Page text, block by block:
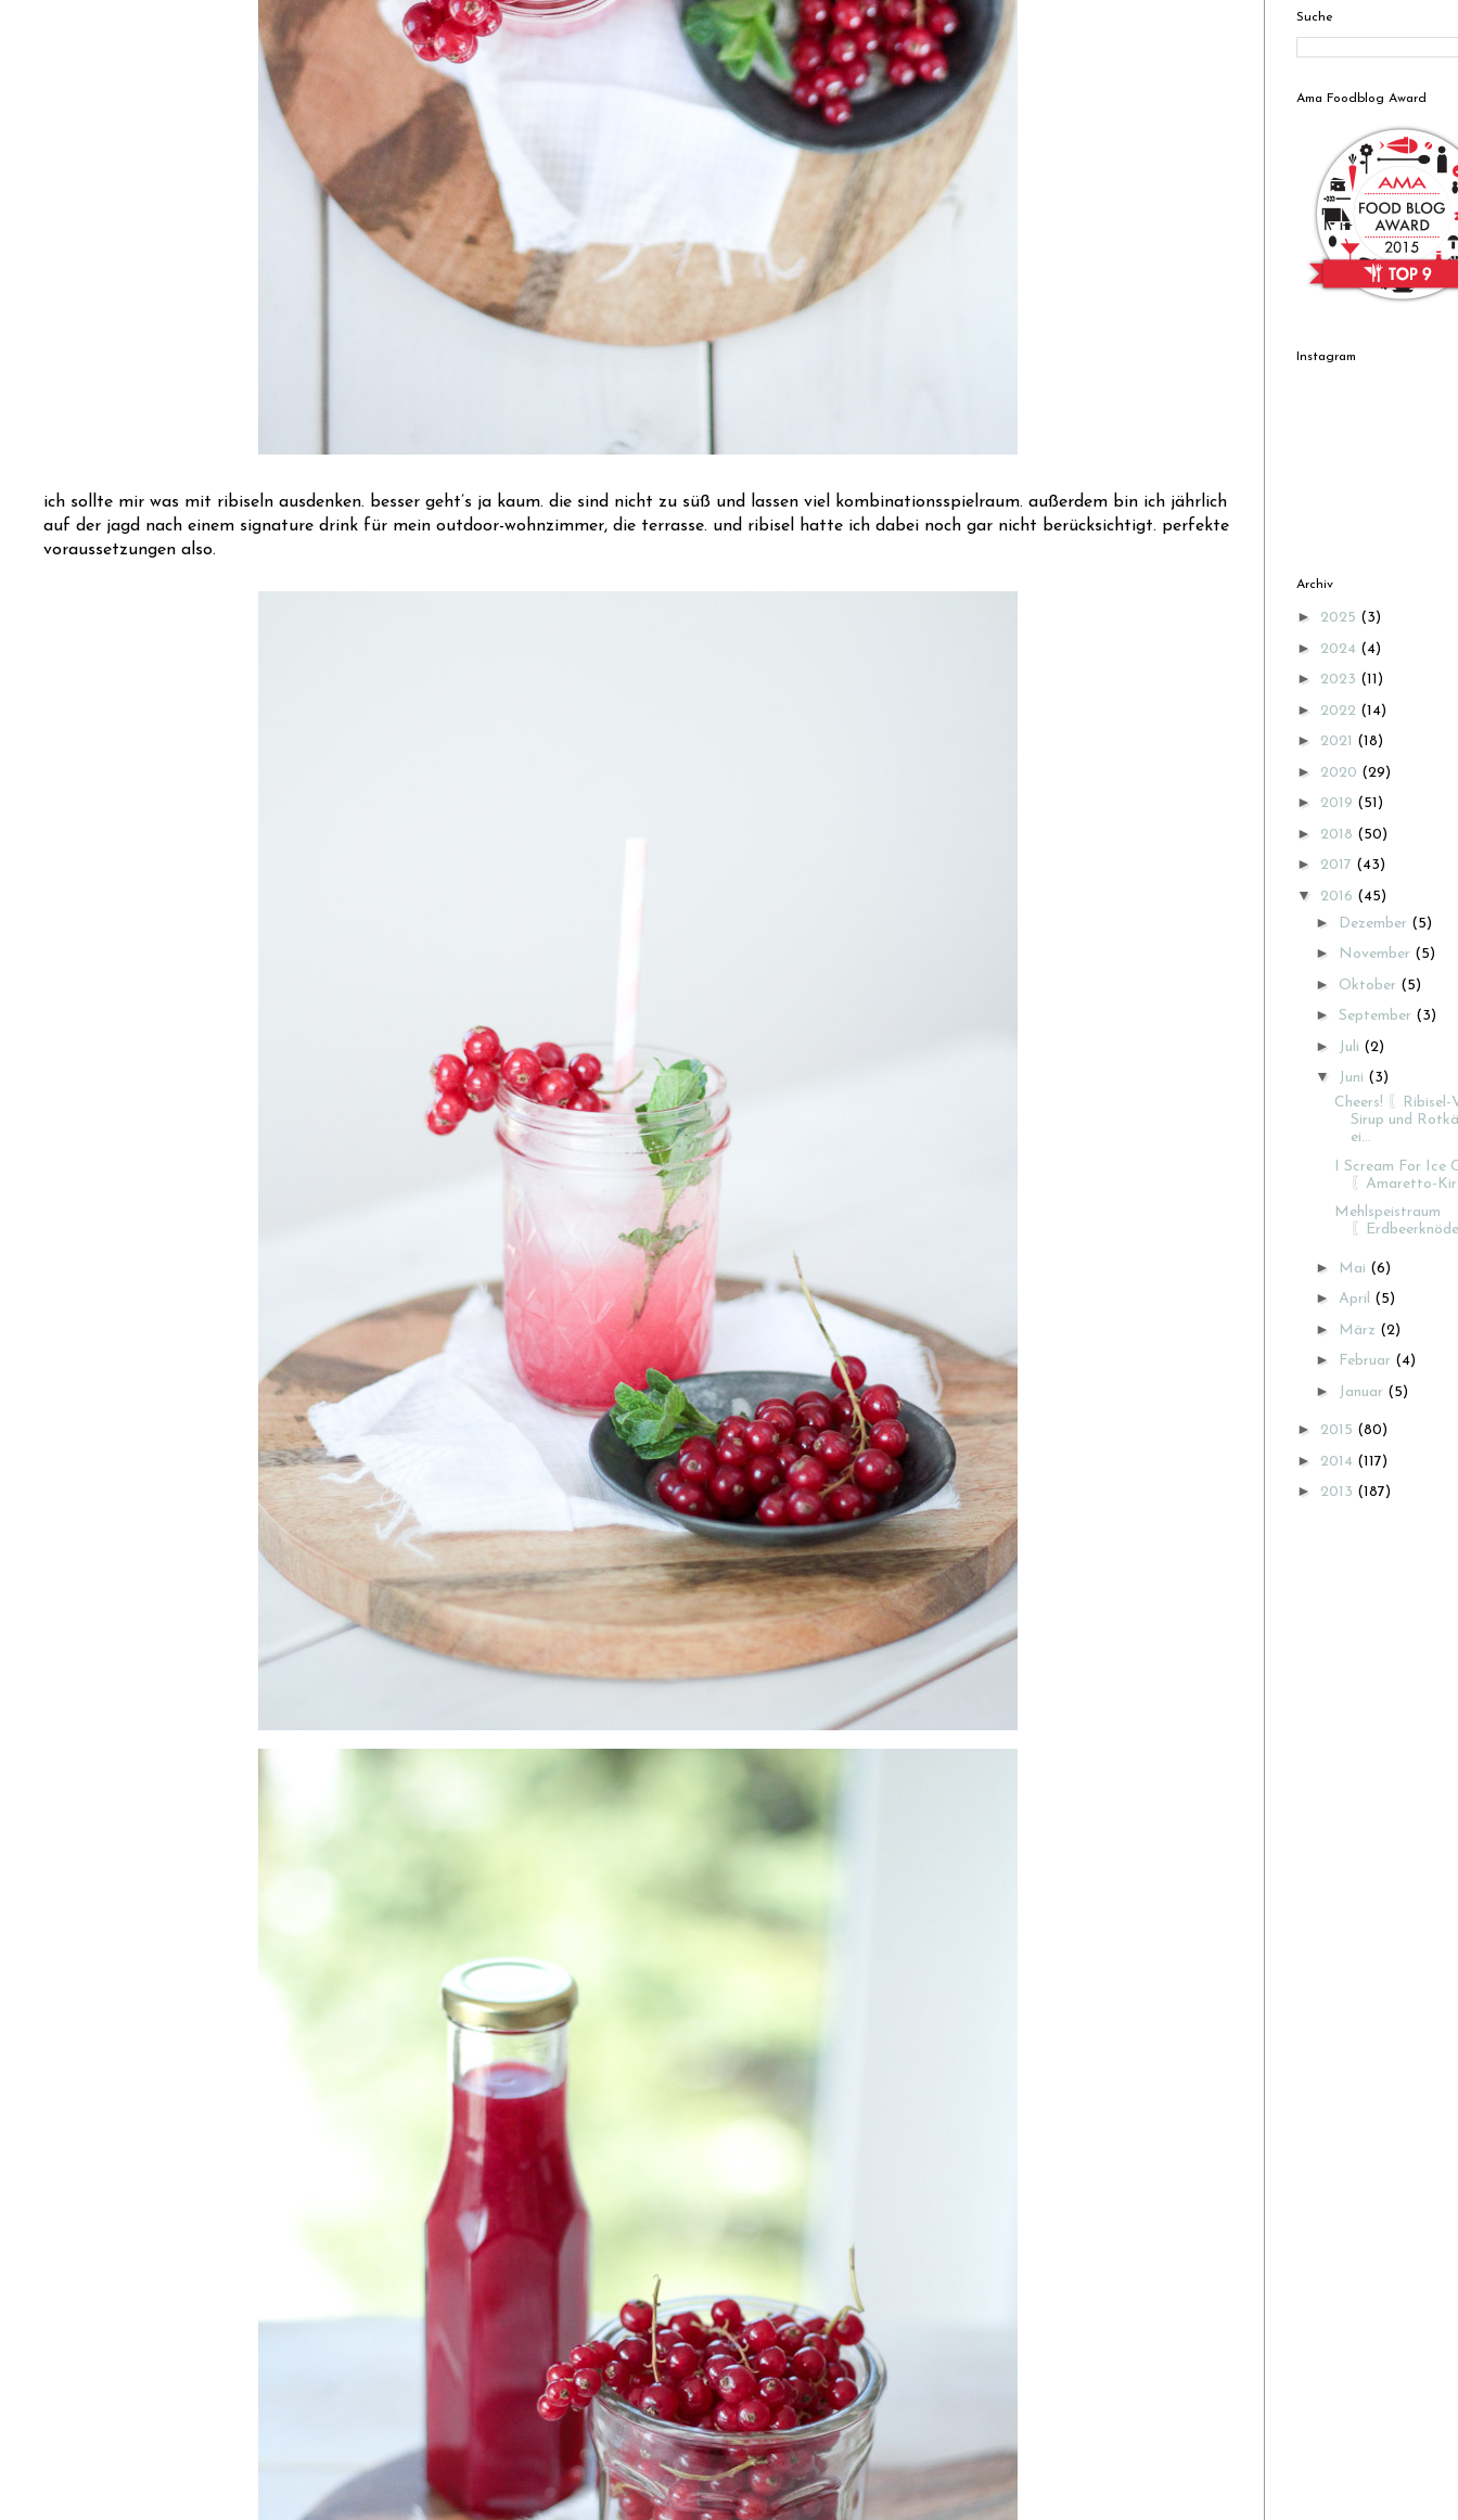
ich sollte mir was mit ribiseln ausdenken. besser geht’s ja kaum. die sind nicht zu süß und lassen viel kombinationsspielraum. außerdem bin ich jährlich
auf der jagd nach einem signature drink für mein outdoor-wohnzimmer, die terrasse. und ribisel hatte ich dabei noch gar nicht berücksichtigt. perfekte
voraussetzungen also.
Suche
Ama Foodblog Award
Instagram
Archiv
► 2025 (3)
► 2024 (4)
► 2023 (11)
► 2022 (14)
► 2021 (18)
► 2020 (29)
► 2019 (51)
► 2018 (50)
► 2017 (43)
▼ 2016 (45)
► Dezember (5)
► November (5)
► Oktober (5)
► September (3)
► Juli (2)
▼ Juni (3)
Cheers! 〖Ribisel-
Sirup und
ei...
I Scream For Ice
〖Amaretto-
Mehlspeistraum
〖
► Mai (6)
► April (5)
► März (2)
► Februar (4)
► Januar (5)
► 2015 (80)
► 2014 (117)
► 2013 (187)